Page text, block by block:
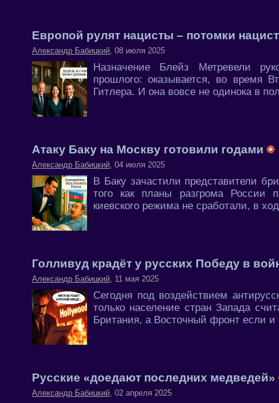
Европой рулят нацисты – потомки
Александр Бабицкий, 08 июля 2025
Назначение Блейз Метревели
прошлого: оказывается, во время
Гитлера. И она вовсе не одинока в
Атаку Баку на Москву готовили годами
Александр Бабицкий, 04 июля 2025
В Баку зачастили представители
того как планы разгрома России
киевского режима не сработали, в
Голливуд крадёт у русских Победу в
Александр Бабицкий, 11 мая 2025
Сегодня под воздействием
только население стран Запада
Британия, а Восточный фронт если
Русские «доедают последних медведей»
Александр Бабицкий, 02 апреля 2025